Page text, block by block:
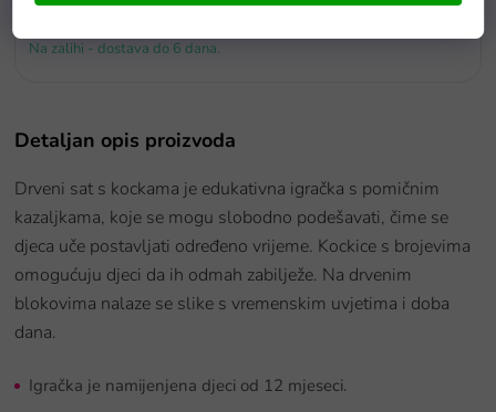
Autić kiper za najmlađe
Na zalihi - dostava do 6 dana.
Detaljan opis proizvoda
Drveni sat s kockama je edukativna igračka s pomičnim
kazaljkama, koje se mogu slobodno podešavati, čime se
djeca uče postavljati određeno vrijeme. Kockice s brojevima
omogućuju djeci da ih odmah zabilježe. Na drvenim
blokovima nalaze se slike s vremenskim uvjetima i doba
dana.
Igračka je namijenjena djeci od 12 mjeseci.